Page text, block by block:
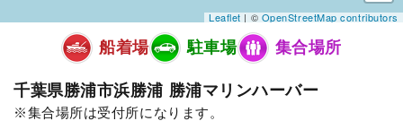
Leaflet| ©OpenStreetMap contributors
船着場 駐車場 集合場所
千葉県勝浦市浜勝浦 勝浦マリンハーバー
集合場所は受付所になります。